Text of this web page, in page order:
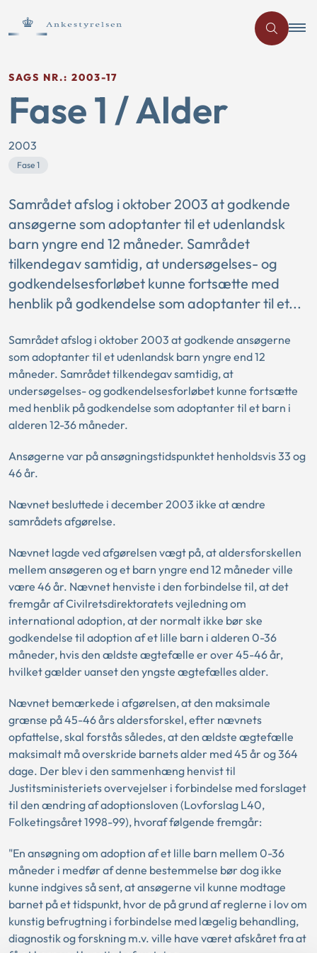
SAGS NR.: 2003-17
Fase 1 / Alder
2003
Fase 1
Samrådet afslog i oktober 2003 at godkende
ansøgerne som adoptanter til et udenlandsk
barn yngre end 12 måneder. Samrådet
tilkendegav samtidig, at undersøgelses- og
godkendelsesforløbet kunne fortsætte med
henblik på godkendelse som adoptanter til et...
Samrådet afslog i oktober 2003 at godkende ansøgerne
som adoptanter til et udenlandsk barn yngre end 12
måneder. Samrådet tilkendegav samtidig, at
undersøgelses- og godkendelsesforløbet kunne fortsætte
med henblik på godkendelse som adoptanter til et barn i
alderen 12-36 måneder.
Ansøgerne var på ansøgningstidspunktet henholdsvis 33 og
46 år.
Nævnet besluttede i december 2003 ikke at ændre
samrådets afgørelse.
Nævnet lagde ved afgørelsen vægt på, at aldersforskellen
mellem ansøgeren og et barn yngre end 12 måneder ville
være 46 år. Nævnet henviste i den forbindelse til, at det
fremgår af Civilretsdirektoratets vejledning om
international adoption, at der normalt ikke bør ske
godkendelse til adoption af et lille barn i alderen 0-36
måneder, hvis den ældste ægtefælle er over 45-46 år,
hvilket gælder uanset den yngste ægtefælles alder.
Nævnet bemærkede i afgørelsen, at den maksimale
grænse på 45-46 års aldersforskel, efter nævnets
opfattelse, skal forstås således, at den ældste ægtefælle
maksimalt må overskride barnets alder med 45 år og 364
dage. Der blev i den sammenhæng henvist til
Justitsministeriets overvejelser i forbindelse med forslaget
til den ændring af adoptionsloven (Lovforslag L40,
Folketingsåret 1998-99), hvoraf følgende fremgår:
"En ansøgning om adoption af et lille barn mellem 0-36
måneder i medfør af denne bestemmelse bør dog ikke
kunne indgives så sent, at ansøgerne vil kunne modtage
barnet på et tidspunkt, hvor de på grund af reglerne i lov om
kunstig befrugtning i forbindelse med lægelig behandling,
diagnostik og forskning m.v. ville have været afskåret fra at